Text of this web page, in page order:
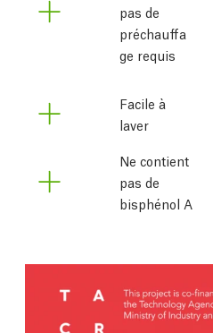
pas de
préchauffa
ge requis
Facile à
laver
Ne contient
pas de
bisphénol A